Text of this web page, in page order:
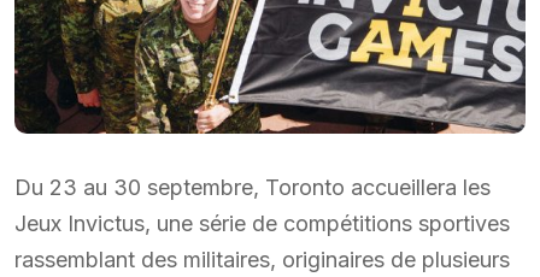
Du 23 au 30 septembre, Toronto accueillera les
Jeux Invictus, une série de compétitions sportives
rassemblant des militaires, originaires de plusieurs